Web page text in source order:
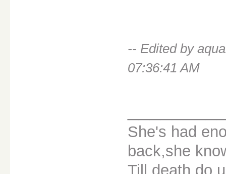
-- Edited by
07:36:41 AM
She's had
back,she
Till death do